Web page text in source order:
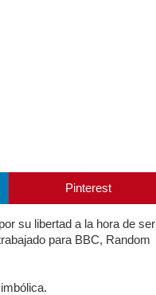
Pinterest
su libertad a la hora de ser
para BBC, Random